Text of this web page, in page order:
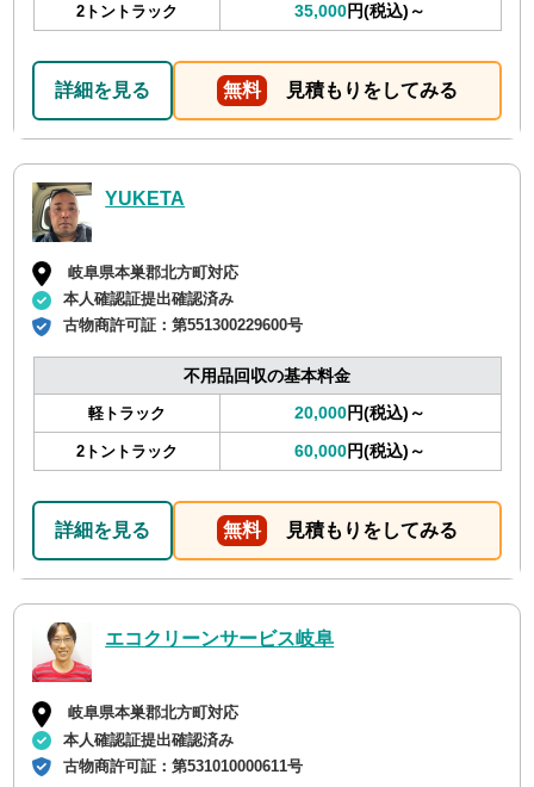
2トントラック 35,000円(税込)～
詳細を見る 無料 見積もりをしてみる
YUKETA
岐阜県本巣郡北方町対応
本人確認証提出確認済み
古物商許可証：第551300229600号
不用品回収の基本料金
軽トラック 20,000円(税込)～
2トントラック 60,000円(税込)～
詳細を見る 無料 見積もりをしてみる
エコクリーンサービス岐阜
岐阜県本巣郡北方町対応
本人確認証提出確認済み
古物商許可証：第531010000611号